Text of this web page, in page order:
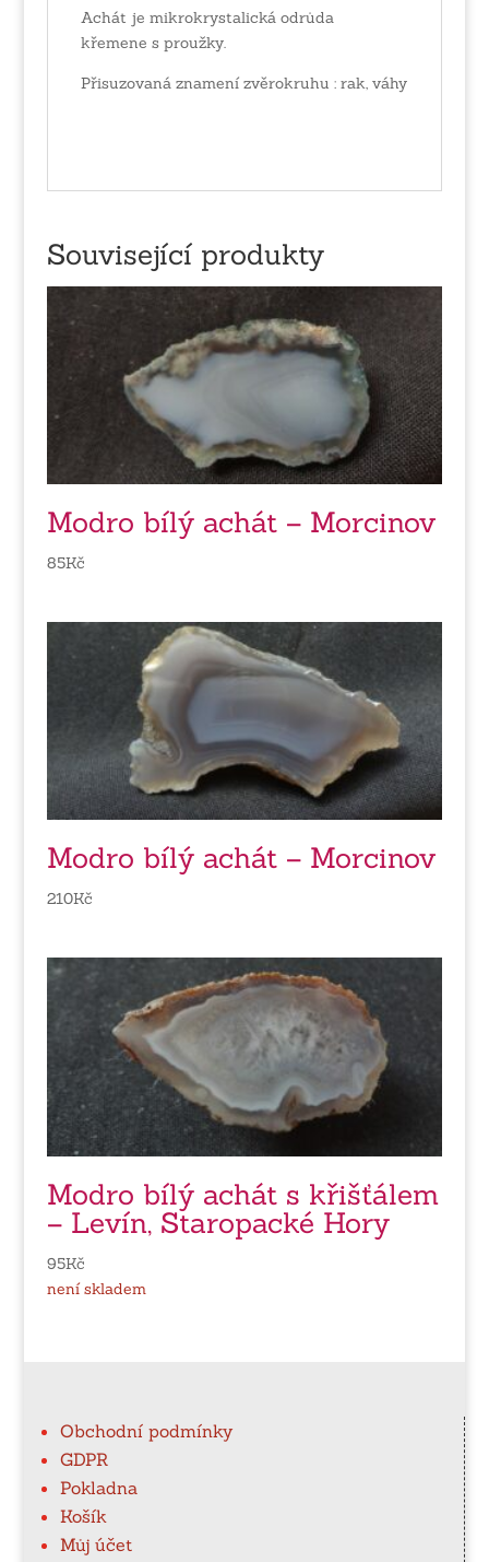
Achát je mikrokrystalická odrůda
křemene s proužky.
Přisuzovaná znamení zvěrokruhu : rak, váhy
Související produkty
Modro bílý achát – Morcinov
85Kč
Modro bílý achát – Morcinov
210Kč
Modro bílý achát s křišťálem
– Levín, Staropacké Hory
95Kč
není skladem
Obchodní podmínky
GDPR
Pokladna
Košík
Můj účet